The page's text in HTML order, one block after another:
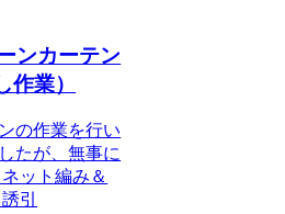
ンカーテン
作業）
の作業を行い
たが、無事に
ット編み＆
引